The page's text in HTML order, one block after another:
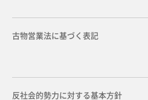
古物営業法に基づく表記
反社会的勢力に対する基本方針